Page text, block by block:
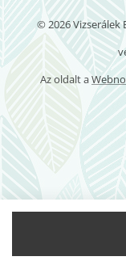
© 2026
Az oldalt a